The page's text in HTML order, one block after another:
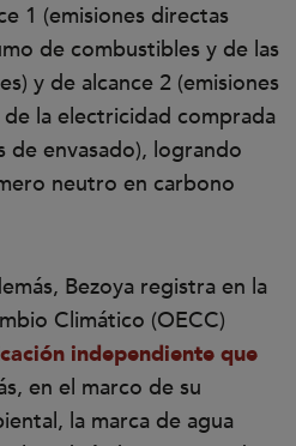
1 (emisiones directas
de combustibles y de las
y de alcance 2 (emisiones
la electricidad comprada
de envasado), logrando
neutro en carbono
Bezoya registra en la
Climático (OECC)
independiente que
en el marco de su
la marca de agua